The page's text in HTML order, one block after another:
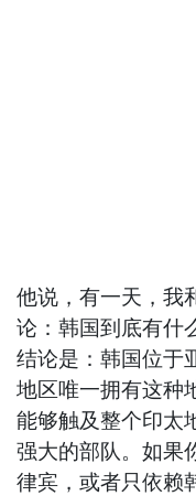
他说，有一天，我
论：韩国到底有什
结论是：韩国位于
地区唯一拥有这种
能够触及整个印太
强大的部队。如果
律宾，或者只依赖